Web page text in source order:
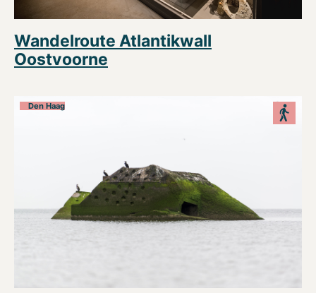
Wandelroute Atlantikwall
Oostvoorne
Den Haag